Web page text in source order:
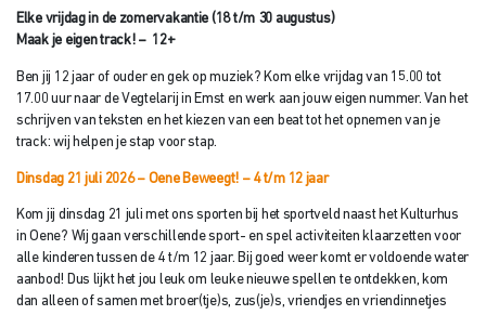
Elke vrijdag in de zomervakantie (18 t/m 30 augustus)
Maak je eigen track! – 12+
Ben jij 12 jaar of ouder en gek op muziek? Kom elke vrijdag van 15.00 tot
17.00 uur naar de Vegtelarij in Emst en werk aan jouw eigen nummer. Van het
schrijven van teksten en het kiezen van een beat tot het opnemen van je
track: wij helpen je stap voor stap.
Dinsdag 21 juli 2026 – Oene Beweegt! – 4 t/m 12 jaar
Kom jij dinsdag 21 juli met ons sporten bij het sportveld naast het Kulturhus
in Oene? Wij gaan verschillende sport- en spel activiteiten klaarzetten voor
alle kinderen tussen de 4 t/m 12 jaar. Bij goed weer komt er voldoende water
aanbod! Dus lijkt het jou leuk om leuke nieuwe spellen te ontdekken, kom
dan alleen of samen met broer(tje)s, zus(je)s, vriendjes en vriendinnetjes